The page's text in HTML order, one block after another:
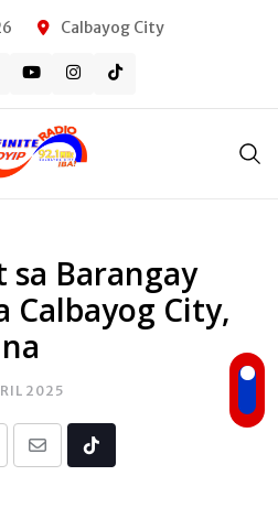
Calbayog City
sa Barangay
Calbayog City,
2025
Share Tiktok